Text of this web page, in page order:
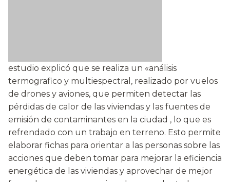
estudio explicó que se realiza un «análisis
termografico y multiespectral, realizado por vuelos
de drones y aviones, que permiten detectar las
pérdidas de calor de las viviendas y las fuentes de
emisión de contaminantes en la ciudad , lo que es
refrendado con un trabajo en terreno. Esto permite
elaborar fichas para orientar a las personas sobre las
acciones que deben tomar para mejorar la eficiencia
energética de las viviendas y aprovechar de mejor